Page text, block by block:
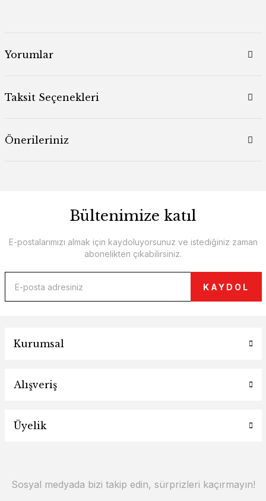
Yorumlar
Taksit Seçenekleri
Önerileriniz
Bültenimize katıl
E-postalarımızı almak için kaydoluyorsunuz ve istediğiniz zaman
abonelikten çıkabilirsiniz.
KAYDOL
Kurumsal
Alışveriş
Üyelik
Sosyal medyada bizi takip edin, sürprizleri kaçırmayın!